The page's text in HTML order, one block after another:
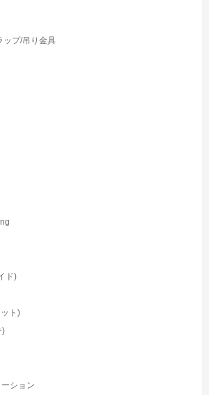
ップ/吊り金具
ド)
ト)
)
ション